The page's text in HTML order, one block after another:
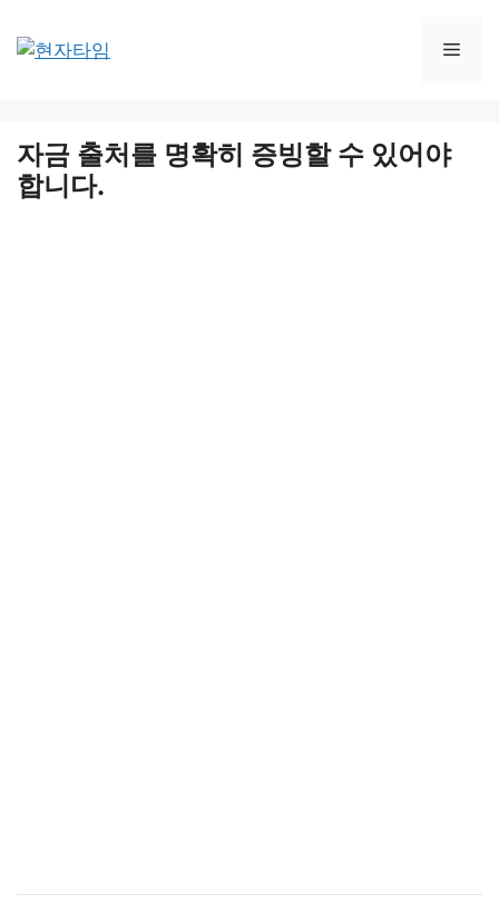
자금 출처를 명확히 증빙할 수 있어야
합니다.